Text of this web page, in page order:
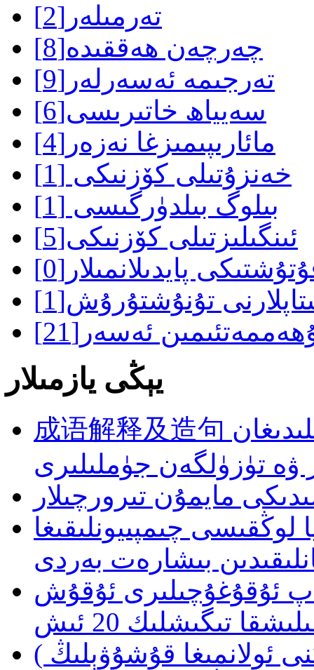
تەرمىلەر [2]
چەرچەن ھەققىدە[8]
تەرجىمە ئەسەرلەر [9]
سەيياھ خاتىرىسى[6]
مائارىپىمىزغا نەزەر [4]
خەنزۇتىلى كۆزنىكى [1]
بىلوگ بىلدۈرگىسى [1]
ئىنگىلىزتىلى كۆزنىكى[5]
پايدىلانمىلار [0]
تۇنۇشتۇرۇش[1]
ئەسەر [21]
يېڭى يازمىلار
成语解释及造句 خەنزۇتىلىدىكى كۆپ ئىشلىتىلىدىغان
ۋە تۈزۈلگەن جۈملىلىرى
لوڭقىسى چىمپىيونلىقىغا
ئۇقۇغۇچىلىرى ئۇقۇش
ئولانمىغا قۇشۇۋېلىڭ )